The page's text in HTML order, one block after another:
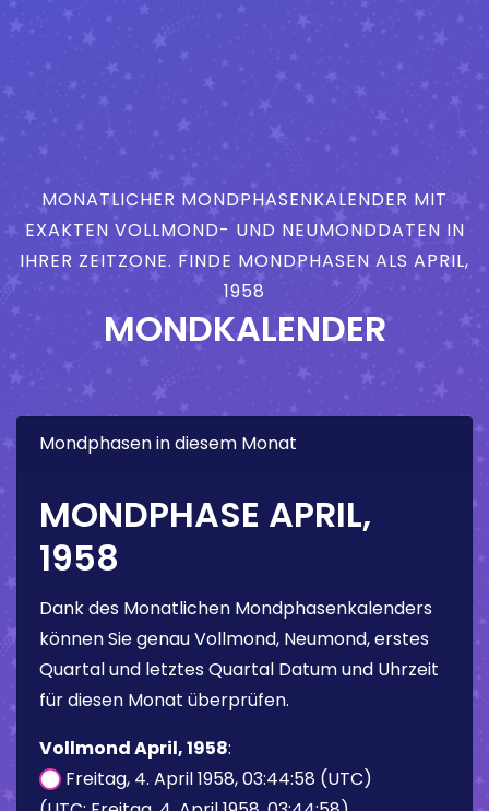
MONATLICHER MONDPHASENKALENDER MIT
EXAKTEN VOLLMOND- UND NEUMONDDATEN IN
IHRER ZEITZONE. FINDE MONDPHASEN ALS APRIL,
1958
MONDKALENDER
Mondphasen in diesem Monat
MONDPHASE APRIL,
1958
Dank des Monatlichen Mondphasenkalenders
können Sie genau Vollmond, Neumond, erstes
Quartal und letztes Quartal Datum und Uhrzeit
für diesen Monat überprüfen.
Vollmond April, 1958:
Freitag, 4. April 1958, 03:44:58 (UTC)